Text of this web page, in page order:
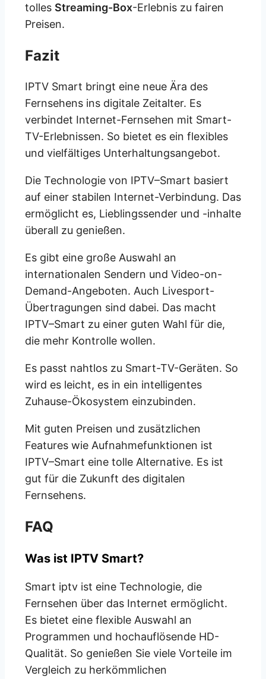
tolles Streaming-Box-Erlebnis zu fairen
Preisen.
Fazit
IPTV Smart bringt eine neue Ära des
Fernsehens ins digitale Zeitalter. Es
verbindet Internet-Fernsehen mit Smart-
TV-Erlebnissen. So bietet es ein flexibles
und vielfältiges Unterhaltungsangebot.
Die Technologie von IPTV–Smart basiert
auf einer stabilen Internet-Verbindung. Das
ermöglicht es, Lieblingssender und -inhalte
überall zu genießen.
Es gibt eine große Auswahl an
internationalen Sendern und Video-on-
Demand-Angeboten. Auch Livesport-
Übertragungen sind dabei. Das macht
IPTV–Smart zu einer guten Wahl für die,
die mehr Kontrolle wollen.
Es passt nahtlos zu Smart-TV-Geräten. So
wird es leicht, es in ein intelligentes
Zuhause-Ökosystem einzubinden.
Mit guten Preisen und zusätzlichen
Features wie Aufnahmefunktionen ist
IPTV–Smart eine tolle Alternative. Es ist
gut für die Zukunft des digitalen
Fernsehens.
FAQ
Was ist IPTV Smart?
Smart iptv ist eine Technologie, die
Fernsehen über das Internet ermöglicht.
Es bietet eine flexible Auswahl an
Programmen und hochauflösende HD-
Qualität. So genießen Sie viele Vorteile im
Vergleich zu herkömmlichen